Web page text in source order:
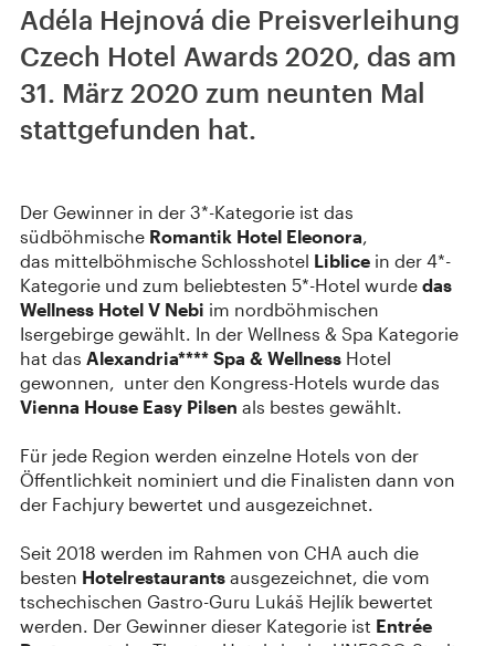
Adéla Hejnová die Preisverleihung
Czech Hotel Awards 2020, das am
31. März 2020 zum neunten Mal
stattgefunden hat.
Der Gewinner in der 3*-Kategorie ist das
südböhmische Romantik Hotel Eleonora,
das mittelböhmische Schlosshotel Liblice in der 4*-
Kategorie und zum beliebtesten 5*-Hotel wurde das
Wellness Hotel V Nebi im nordböhmischen
Isergebirge gewählt. In der Wellness & Spa Kategorie
hat das Alexandria**** Spa & Wellness Hotel
gewonnen, unter den Kongress-Hotels wurde das
Vienna House Easy Pilsen als bestes gewählt.
Für jede Region werden einzelne Hotels von der
Öffentlichkeit nominiert und die Finalisten dann von
der Fachjury bewertet und ausgezeichnet.
Seit 2018 werden im Rahmen von CHA auch die
besten Hotelrestaurants ausgezeichnet, die vom
tschechischen Gastro-Guru Lukáš Hejlík bewertet
werden. Der Gewinner dieser Kategorie ist Entrée